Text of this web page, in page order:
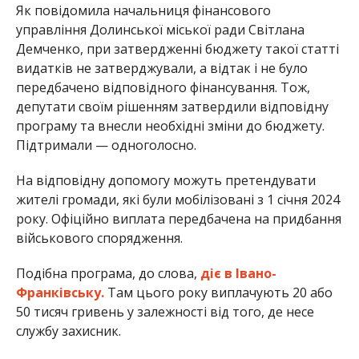
Як повідомила начальниця фінансового
управління Долинської міської ради Світлана
Демченко, при затвердженні бюджету такої статті
видатків не затверджували, а відтак і не було
передбачено відповідного фінансування. Тож,
депутати своїм рішенням затвердили відповідну
програму та внесли необхідні зміни до бюджету.
Підтримали — одноголосно.
На відповідну допомогу можуть претендувати
жителі громади, які були мобілізовані з 1 січня 2024
року. Офіційно виплата передбачена на придбання
військового спорядження.
Подібна програма, до слова, діє в Івано-
Франківську.Там цього року виплачують 20 або
50 тисяч гривень у залежності від того, де несе
службу захисник.